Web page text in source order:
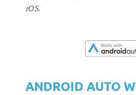
iOS.
ANDROID AUTO